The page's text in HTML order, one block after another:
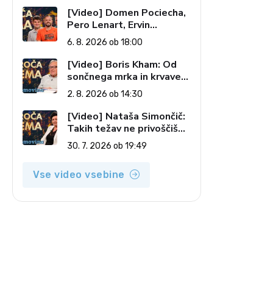
[Video] Domen Pociecha,
Pero Lenart, Ervin
Kostanjšek: Šport
specialcev (Vroča tema, 6.
8. 2026)
6. 8. 2026 ob 18:00
[Video] Boris Kham: Od
sončnega mrka in krvave
lune do slovenskih
pečatov v vesolju (Vroča
tema, 2. 8. 2026)
2. 8. 2026 ob 14:30
[Video] Nataša Simončič:
Takih težav ne privoščiš
nikomur (Vroča tema, 30.
7. 2026)
30. 7. 2026 ob 19:49
Vse video vsebine